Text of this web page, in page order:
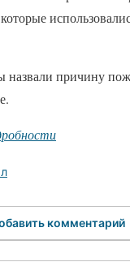
назвали причину
комментарий